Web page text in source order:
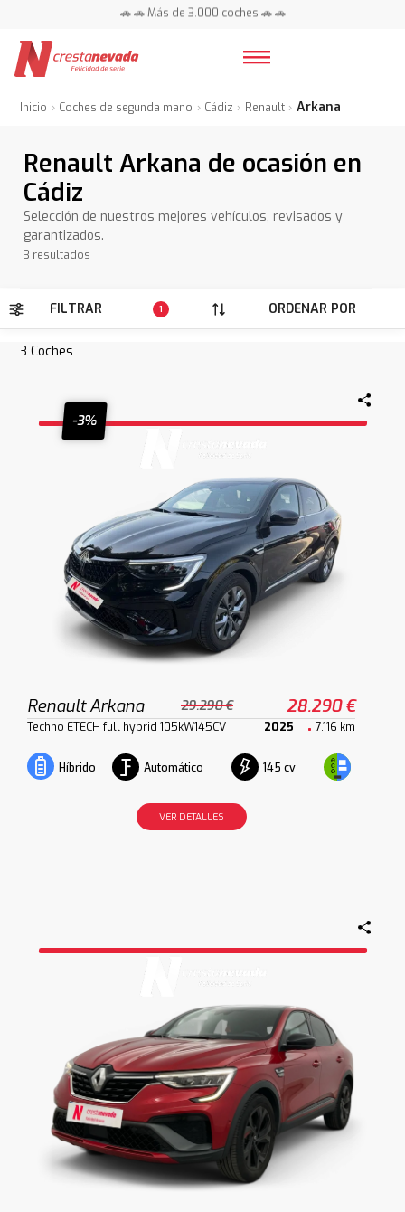
🚗 🚗 Más de 3.000 coches 🚗 🚗
Inicio Coches de segunda mano Cádiz Renault Arkana
Renault Arkana de ocasión en
Cádiz
Selección de nuestros mejores vehículos, revisados y
garantizados.
3 resultados
FILTRAR 1 ORDENAR POR
3 Coches
-3%
Renault Arkana 29.290 € 28.290 €
Techno ETECH full hybrid 105kW145CV 2025 7.116 km
Híbrido Automático 145 cv
VER DETALLES